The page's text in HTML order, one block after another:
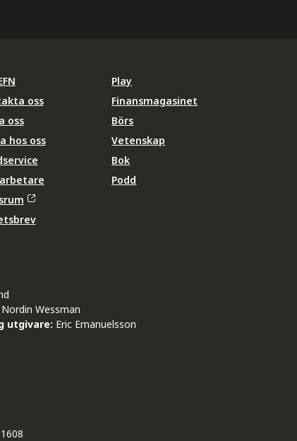
oss
oss
hos oss
Play
Finansmagasinet
Börs
Vetenskap
Bok
Podd
Wessman
utgivare: Eric Emanuelsson